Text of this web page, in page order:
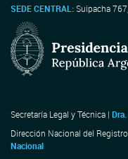
SEDE CENTRAL:Suipacha
Secretaría Legal y Técnica |
Dirección Nacional del
Nacional